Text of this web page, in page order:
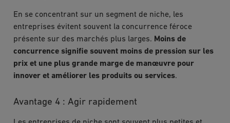
En se concentrant sur un segment de niche, les
entreprises évitent souvent la concurrence féroce
présente sur des marchés plus larges. Moins de
concurrence signifie souvent moins de pression sur les
prix et une plus grande marge de manœuvre pour
innover et améliorer les produits ou services.
Avantage 4 : Agir rapidement